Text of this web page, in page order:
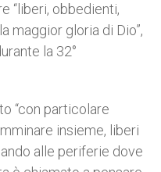
“liberi, obbedienti,
maggior gloria di Dio”,
la 32°
“con particolare
insieme, liberi
alle periferie dove